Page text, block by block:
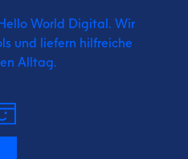
World Digital. Wir
und liefern hilfreiche
Alltag.